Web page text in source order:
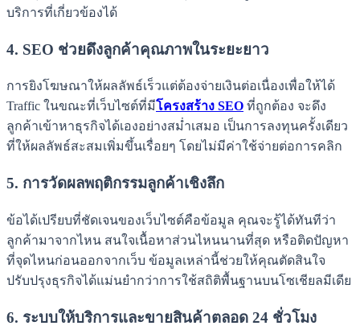
บริการที่เกี่ยวข้องได้
4. SEO ช่วยดึงลูกค้าคุณภาพในระยะยาว
การยิงโฆษณาให้ผลลัพธ์เร็วแต่ต้องจ่ายเงินต่อเนื่องเพื่อให้ได้
Traffic ในขณะที่เว็บไซต์ที่มีโครงสร้าง SEO ที่ถูกต้อง จะดึง
ลูกค้าเข้าหาธุรกิจได้เองอย่างสม่ำเสมอ เป็นการลงทุนครั้งเดียว
ที่ให้ผลลัพธ์สะสมเพิ่มขึ้นเรื่อยๆ โดยไม่มีค่าใช้จ่ายต่อการคลิก
5. การวัดผลพฤติกรรมลูกค้าเชิงลึก
ข้อได้เปรียบที่ชัดเจนของเว็บไซต์คือข้อมูล คุณจะรู้ได้ทันทีว่า
ลูกค้ามาจากไหน สนใจเนื้อหาส่วนไหนนานที่สุด หรือติดปัญหา
ที่จุดไหนก่อนออกจากเว็บ ข้อมูลเหล่านี้ช่วยให้คุณตัดสินใจ
ปรับปรุงธุรกิจได้แม่นยำกว่าการใช้สถิติพื้นฐานบนโซเชียลมีเดีย
6. ระบบให้บริการและขายสินค้าตลอด 24 ชั่วโมง